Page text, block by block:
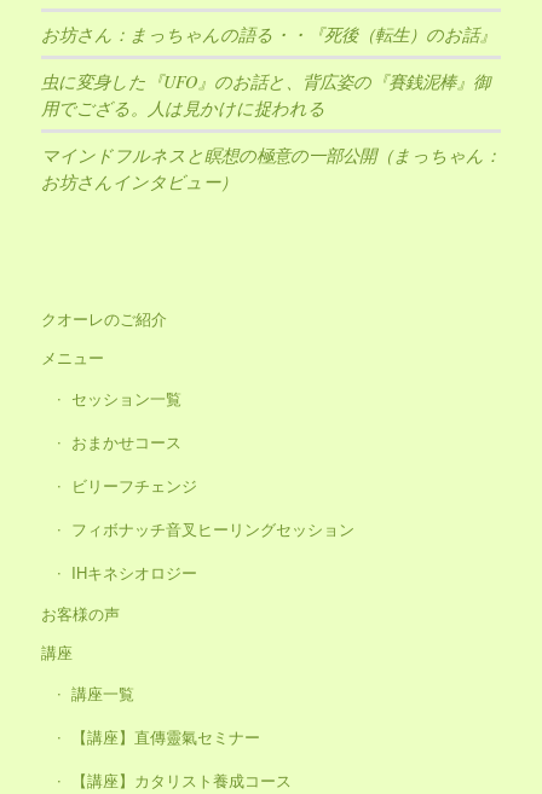
お坊さん：まっちゃんの語る・・『死後（転生）のお話』
虫に変身した『UFO』のお話と、背広姿の『賽銭泥棒』御
用でござる。人は見かけに捉われる
マインドフルネスと瞑想の極意の一部公開（まっちゃん：
お坊さんインタビュー）
クオーレのご紹介
メニュー
セッション一覧
おまかせコース
ビリーフチェンジ
フィボナッチ音叉ヒーリングセッション
IHキネシオロジー
お客様の声
講座
講座一覧
【講座】直傳靈氣セミナー
【講座】カタリスト養成コース